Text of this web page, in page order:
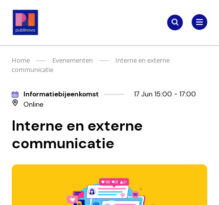
naar
Publinova.nl
Zoeken
naar:
Zoeken
Home Evenementen
Interne en externe
communicatie
Interne en externe
communicatie
Informatiebijeenkomst
17 Jun 15:00 - 17:00
Online